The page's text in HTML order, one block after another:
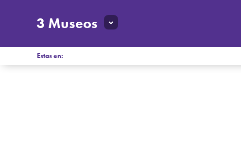
3 Museos
Estas en: